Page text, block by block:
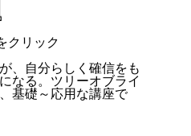
クリック
、自分らしく確信をも
なる。ツリーオブライ
基礎～応用な講座で